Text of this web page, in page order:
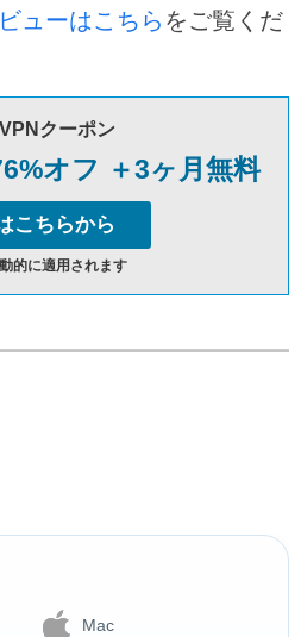
ューはこちら をご覧くだ
クーポン
オフ ＋3ヶ月無料
こちらから
的に適用されます
Mac